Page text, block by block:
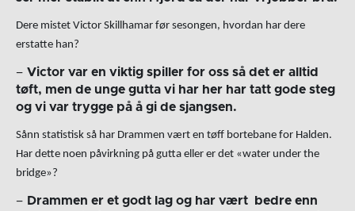
Dere mistet Victor Skillhamar før sesongen, hvordan har dere
erstatte han?
– Victor var en viktig spiller for oss så det er alltid
tøft, men de unge gutta vi har her har tatt gode steg
og vi var trygge på å gi de sjangsen.
Sånn statistisk så har Drammen vært en tøff bortebane for Halden.
Har dette noen påvirkning på gutta eller er det «water under the
bridge»?
– Drammen er et godt lag og har vært bedre enn